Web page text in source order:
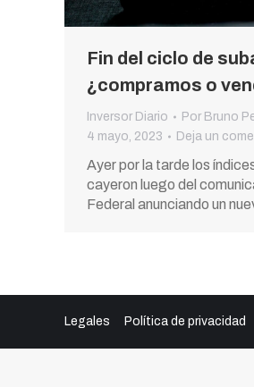
Fin del ciclo de
¿compramos o
Inversor Diario Por Bruno
4 mayo, 2023
Deja un
Ayer por la tarde los
cayeron luego del
Federal anunciando un
Legales Política de privacidad